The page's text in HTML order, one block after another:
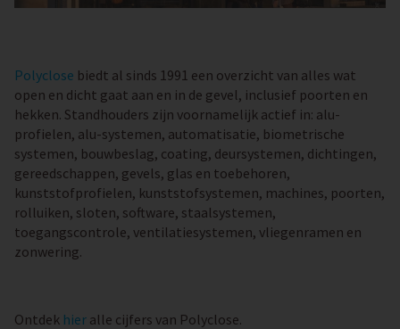
Polyclose biedt al sinds 1991 een overzicht van alles wat
open en dicht gaat aan en in de gevel, inclusief poorten en
hekken. Standhouders zijn voornamelijk actief in: alu-
profielen, alu-systemen, automatisatie, biometrische
systemen, bouwbeslag, coating, deursystemen, dichtingen,
gereedschappen, gevels, glas en toebehoren,
kunststofprofielen, kunststofsystemen, machines, poorten,
rolluiken, sloten, software, staalsystemen,
toegangscontrole, ventilatiesystemen, vliegenramen en
zonwering.
Ontdek hier alle cijfers van Polyclose.